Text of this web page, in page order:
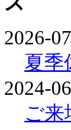
2026-
夏季
2024-
ご